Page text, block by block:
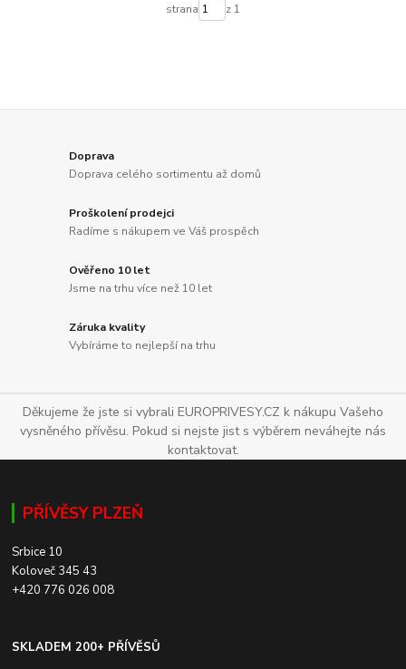
strana z 1
Doprava
Doprava celého sortimentu až domů
Proškolení prodejci
Radíme s nákupem ve Váš prospěch
Ověřeno 10 let
Jsme na trhu více než 10 let
Záruka kvality
Vybíráme to nejlepší na trhu
Děkujeme že jste si vybrali EUROPRIVESY.CZ k nákupu Vašeho
vysněného přívěsu. Pokud si nejste jist s výběrem neváhejte nás
kontaktovat.
PŘÍVĚSY PLZEŇ
Srbice 10
Koloveč 345 43
+420 776 026 008
SKLADEM 200+ PŘÍVĚSŮ